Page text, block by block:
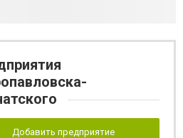
Добавить предприятие